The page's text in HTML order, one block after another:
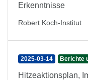
Erkenntnisse
Robert Koch-Institut
2025-03-14 Berichte
Hitzeaktionsplan,